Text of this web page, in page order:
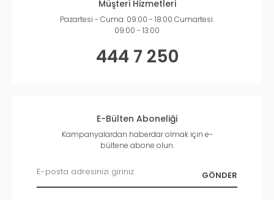
Müşteri Hizmetleri
Pazartesi - Cuma: 09:00 - 18:00 Cumartesi:
09:00 - 13:00
444 7 250
E-Bülten Aboneliği
Kampanyalardan haberdar olmak için e-
bültene abone olun.